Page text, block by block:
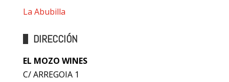
La Abubilla
DIRECCIÓN
EL MOZO WINES
C/ ARREGOIA 1